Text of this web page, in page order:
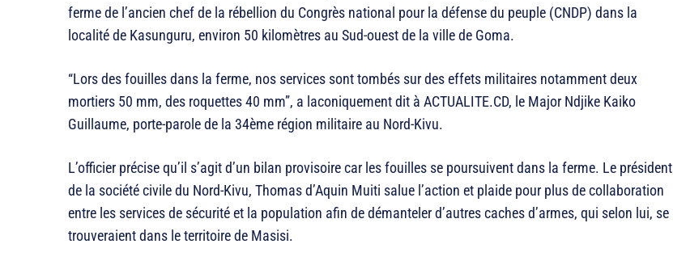
ferme de l’ancien chef de la rébellion du Congrès national pour la défense du peuple (CNDP) dans la
localité de Kasunguru, environ 50 kilomètres au Sud-ouest de la ville de Goma.
“Lors des fouilles dans la ferme, nos services sont tombés sur des effets militaires notamment deux
mortiers 50 mm, des roquettes 40 mm”, a laconiquement dit à ACTUALITE.CD, le Major Ndjike Kaiko
Guillaume, porte-parole de la 34ème région militaire au Nord-Kivu.
L’officier précise qu’il s’agit d’un bilan provisoire car les fouilles se poursuivent dans la ferme. Le président
de la société civile du Nord-Kivu, Thomas d’Aquin Muiti salue l’action et plaide pour plus de collaboration
entre les services de sécurité et la population afin de démanteler d’autres caches d’armes, qui selon lui, se
trouveraient dans le territoire de Masisi.